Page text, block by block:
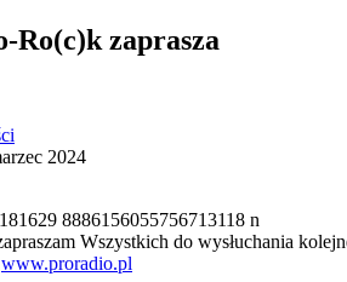
Ro(c)k zaprasza
2024
Wszystkich do wysłuchania
www.proradio.pl